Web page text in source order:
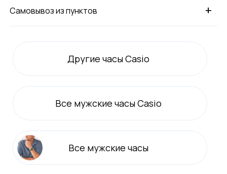
+
Самовывоз из пунктов
Другие часы Casio
Все мужские часы Casio
Все мужские часы